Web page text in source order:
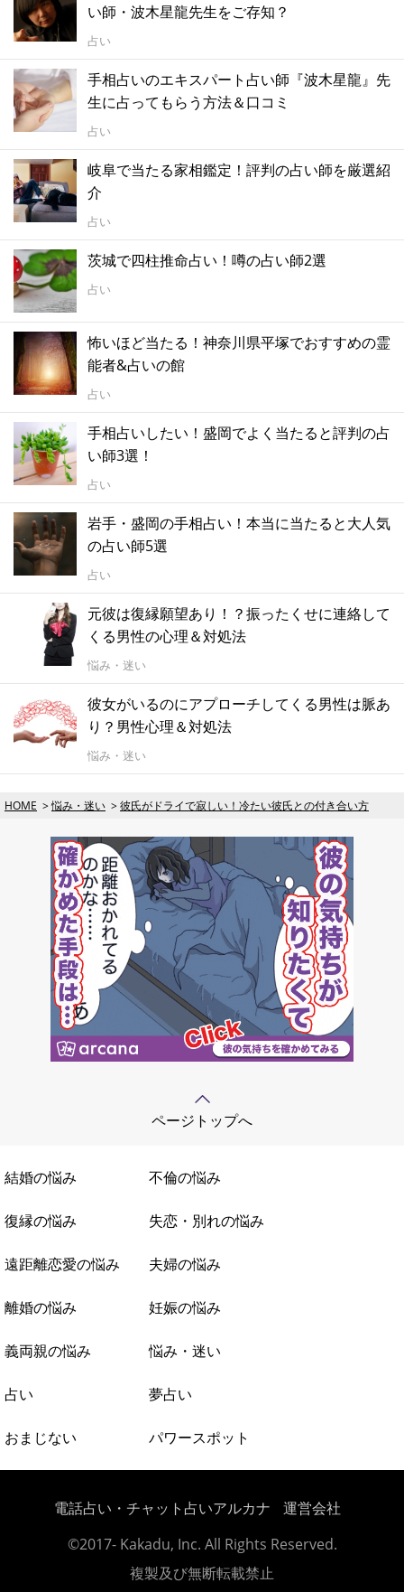
い師・波木星龍先生をご存知？
占い
手相占いのエキスパート占い師『波木星龍』先
生に占ってもらう方法＆口コミ
占い
岐阜で当たる家相鑑定！評判の占い師を厳選紹
介
占い
茨城で四柱推命占い！噂の占い師2選
占い
怖いほど当たる！神奈川県平塚でおすすめの霊
能者&占いの館
占い
手相占いしたい！盛岡でよく当たると評判の占
い師3選！
占い
岩手・盛岡の手相占い！本当に当たると大人気
の占い師5選
占い
元彼は復縁願望あり！？振ったくせに連絡して
くる男性の心理＆対処法
悩み・迷い
彼女がいるのにアプローチしてくる男性は脈あ
り？男性心理＆対処法
悩み・迷い
HOME 悩み・迷い 彼氏がドライで寂しい！冷たい彼氏との付き合い方
ページトップへ
結婚の悩み 不倫の悩み
復縁の悩み 失恋・別れの悩み
遠距離恋愛の悩み 夫婦の悩み
離婚の悩み 妊娠の悩み
義両親の悩み 悩み・迷い
占い 夢占い
おまじない パワースポット
電話占い・チャット占いアルカナ
運営会社
©2017- Kakadu, Inc. All Rights Reserved.
複製及び無断転載禁止